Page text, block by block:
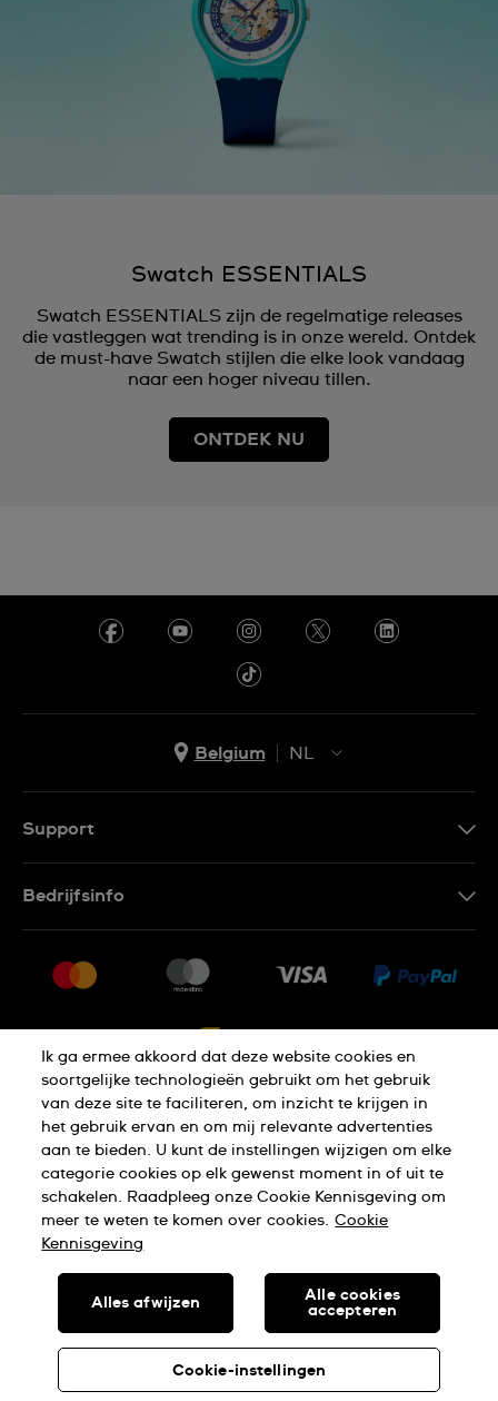
Swatch ESSENTIALS
Swatch ESSENTIALS zijn de regelmatige releases
die vastleggen wat trending is in onze wereld. Ontdek
de must-have Swatch stijlen die elke look vandaag
naar een hoger niveau tillen.
ONTDEK NU
Belgium
NL
Support
Retournering
Verkoopvoorwaarden
Annulering van de overeenkomst
Bedrijfsinfo
Vacatures
Privacy Verklaring Cookies
Gebruiksvoorwaarden
SWISS MADE
© SWATCH AG 2026. ALLE RECHTEN VOORBEHOUDEN: SWISS
Ik ga ermee akkoord dat deze website cookies en
soortgelijke technologieën gebruikt om het gebruik
van deze site te faciliteren, om inzicht te krijgen in
het gebruik ervan en om mij relevante advertenties
aan te bieden. U kunt de instellingen wijzigen om elke
categorie cookies op elk gewenst moment in of uit te
schakelen. Raadpleeg onze Cookie Kennisgeving om
meer te weten te komen over cookies. Cookie
Kennisgeving
Cookie-instellingen
Alles afwijzen
Alle cookies
accepteren